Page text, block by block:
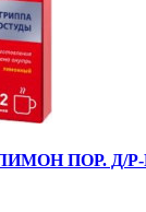
ПОР. Д/